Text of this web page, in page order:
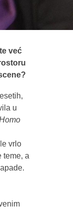
već
u
vrlo
teme, a